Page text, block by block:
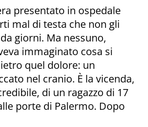
presentato in ospedale
mal di testa che non gli
giorni. Ma nessuno,
immaginato cosa si
quel dolore: un
nel cranio. È la vicenda,
di un ragazzo di 17
porte di Palermo. Dopo